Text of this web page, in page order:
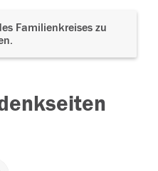
Familienkreises zu